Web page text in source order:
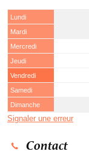
Lundi
Mardi
Mercredi
Jeudi
Vendredi
Samedi
Dimanche
Signaler une erreur
Contact